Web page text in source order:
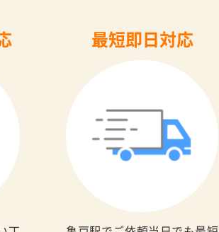
最短即日対応